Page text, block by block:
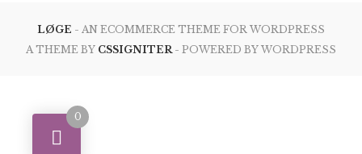
LØGE - AN ECOMMERCE THEME FOR WORDPRESS
A THEME BY CSSIGNITER- POWERED BY WORDPRESS
0